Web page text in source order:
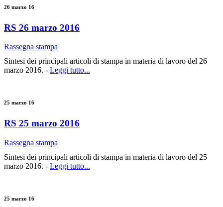
26 marzo 16
RS 26 marzo 2016
Rassegna stampa
Sintesi dei principali articoli di stampa in materia di lavoro del 26
marzo 2016. - Leggi tutto...
25 marzo 16
RS 25 marzo 2016
Rassegna stampa
Sintesi dei principali articoli di stampa in materia di lavoro del 25
marzo 2016. - Leggi tutto...
25 marzo 16